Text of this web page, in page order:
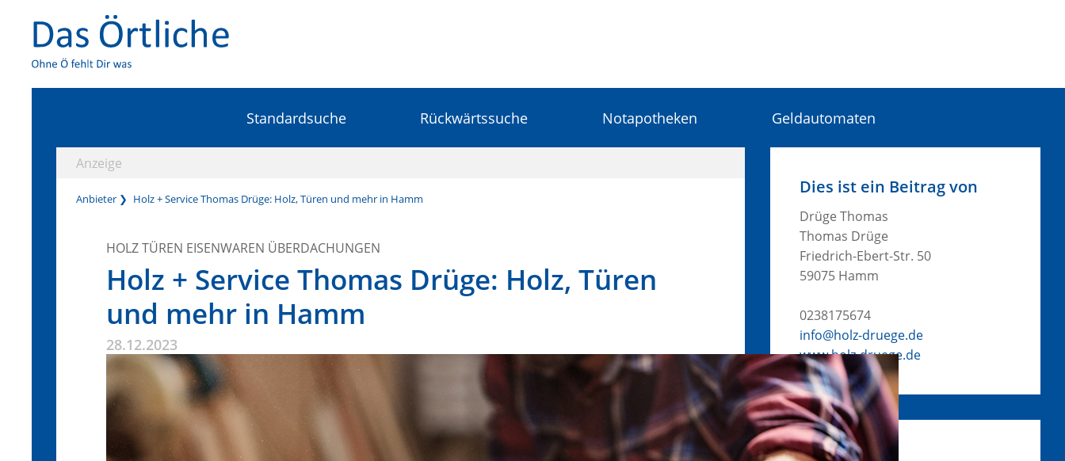
Standardsuche Rückwärtssuche Notapotheken Geldautomaten
Anzeige
Anbieter Holz + Service Thomas Drüge: Holz, Türen und mehr in Hamm
HOLZ TÜREN EISENWAREN ÜBERDACHUNGEN
Holz + Service Thomas Drüge: Holz, Türen
und mehr in Hamm
28.12.2023
Dies ist ein Beitrag von
Drüge Thomas
Thomas Drüge
Friedrich-Ebert-Str. 50
59075 Hamm
0238175674
info@holz-druege.de
www.holz-druege.de